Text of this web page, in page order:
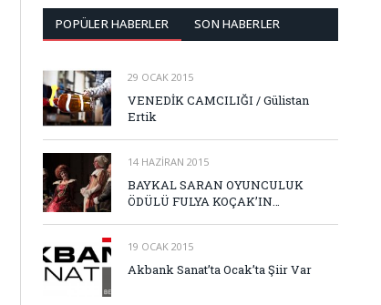
POPÜLER HABERLER SON HABERLER
29 OCAK 2015
VENEDİK CAMCILIĞI / Gülistan
Ertik
14 HAZIRAN 2015
BAYKAL SARAN OYUNCULUK
ÖDÜLÜ FULYA KOÇAK’IN…
19 OCAK 2015
Akbank Sanat’ta Ocak’ta Şiir Var